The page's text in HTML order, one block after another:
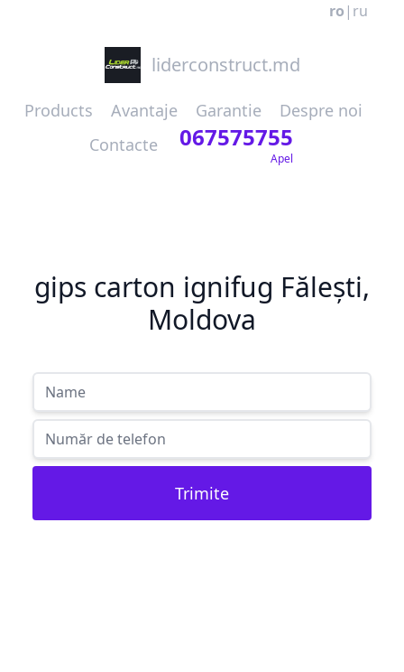
ro | ru
liderconstruct.md
Products Avantaje Garantie
Despre noi
Contacte
067575755
Apel
gips carton ignifug Fălești,
Moldova
Trimite